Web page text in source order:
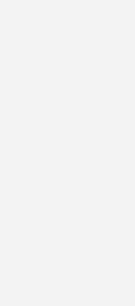
Zuwachs
Offshore-
andere die Nase